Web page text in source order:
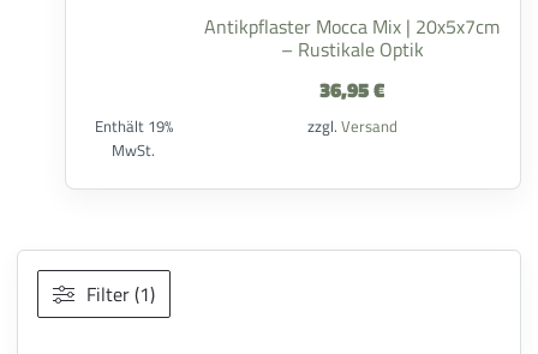
Antikpflaster Mocca Mix | 20x5x7cm
– Rustikale Optik
36,95€
Enthält 19%
MwSt.
zzgl. Versand
Filter (1)